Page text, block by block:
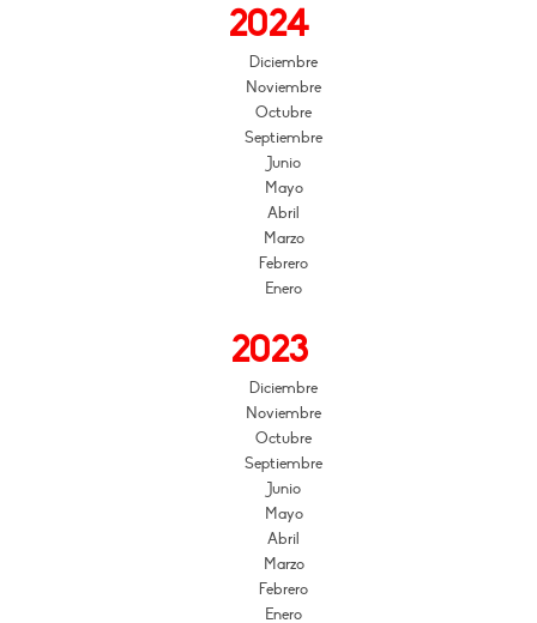
2024
Diciembre
Noviembre
Octubre
Septiembre
Junio
Mayo
Abril
Marzo
Febrero
Enero
2023
Diciembre
Noviembre
Octubre
Septiembre
Junio
Mayo
Abril
Marzo
Febrero
Enero